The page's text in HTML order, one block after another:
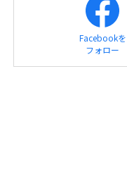
Facebookを
フォロー